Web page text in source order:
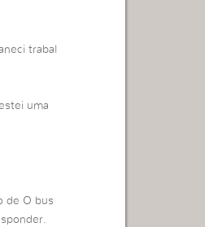
trabal
uma
de O bus